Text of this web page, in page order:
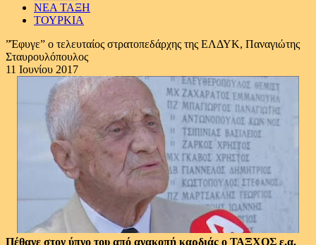
ΝΕΑ ΤΑΞΗ
ΤΟΥΡΚΙΑ
”Έφυγε” ο τελευταίος στρατοπεδάρχης της ΕΛΔΥΚ, Παναγιώτης
Σταυρουλόπουλος
11 Ιουνίου 2017
Πέθανε στον ύπνο του από ανακοπή καρδιάς ο ΤΑΞΧΟΣ ε.α.